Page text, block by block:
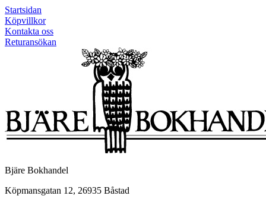
Startsidan
Köpvillkor
Kontakta oss
Returansökan
Bjäre Bokhandel
Köpmansgatan 12, 26935 Båstad